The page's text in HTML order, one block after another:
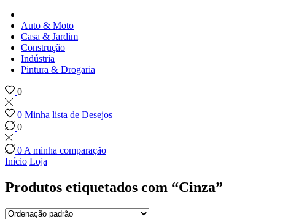
Auto & Moto
Casa & Jardim
Construção
Indústria
Pintura & Drogaria
0
0 Minha lista de Desejos
0
0 A minha comparação
Início Loja
Produtos etiquetados com “Cinza”